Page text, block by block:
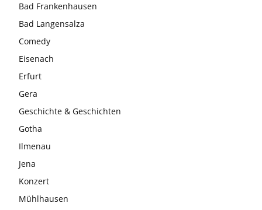
Bad Frankenhausen
Bad Langensalza
Comedy
Eisenach
Erfurt
Gera
Geschichte & Geschichten
Gotha
Ilmenau
Jena
Konzert
Mühlhausen